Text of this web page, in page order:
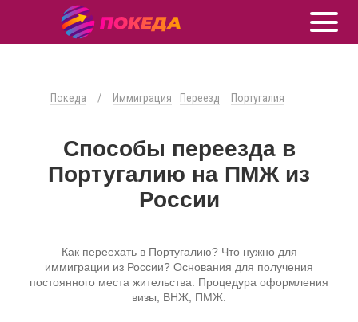
Покеда / Иммиграция Переезд Португалия
Способы переезда в
Португалию на ПМЖ из
России
Как переехать в Португалию? Что нужно для
иммиграции из России? Основания для получения
постоянного места жительства. Процедура оформления
визы, ВНЖ, ПМЖ.